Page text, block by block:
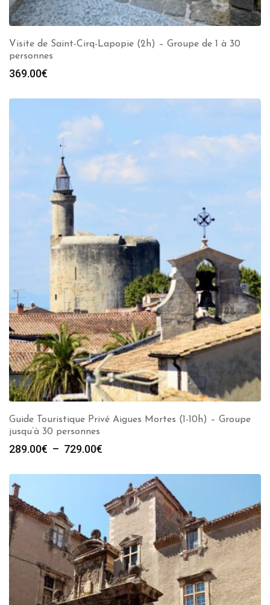
Visite de Saint-Cirq-Lapopie (2h) – Groupe de 1 à 30
personnes
369.00€
Guide Touristique Privé Aigues Mortes (1-10h) – Groupe
jusqu’à 30 personnes
289.00€ – 729.00€
prix :
289.00€
à
729.00€